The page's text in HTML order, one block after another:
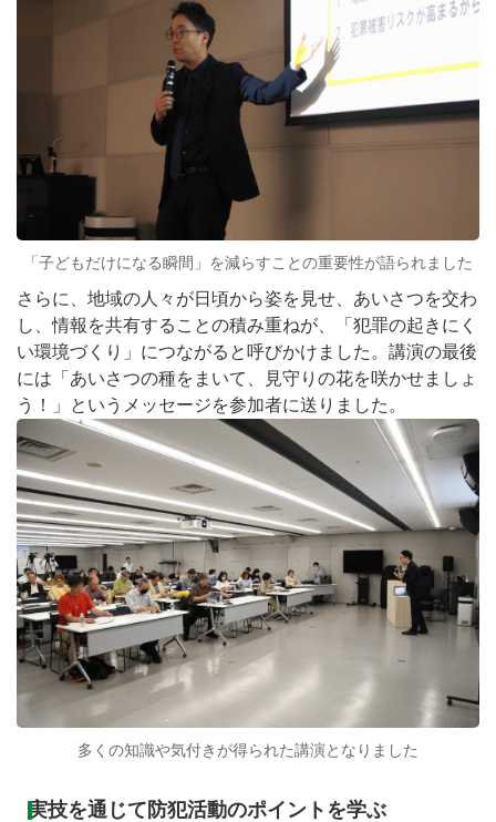
「子どもだけになる瞬間」を減らすことの重要性が語られました
さらに、地域の人々が日頃から姿を見せ、あいさつを交わ
し、情報を共有することの積み重ねが、「犯罪の起きにく
い環境づくり」につながると呼びかけました。講演の最後
には「あいさつの種をまいて、見守りの花を咲かせましょ
う！」というメッセージを参加者に送りました。
多くの知識や気付きが得られた講演となりました
実技を通じて防犯活動のポイントを学ぶ